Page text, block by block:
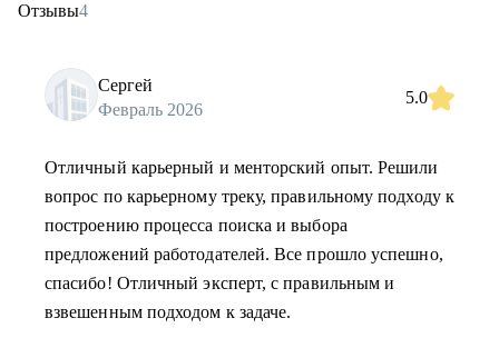
Отзывы4
Сергей
Февраль 2026
5.0
Отличный карьерный и менторский опыт. Решили
вопрос по карьерному треку, правильному подходу к
построению процесса поиска и выбора
предложений работодателей. Все прошло успешно,
спасибо! Отличный эксперт, с правильным и
взвешенным подходом к задаче.